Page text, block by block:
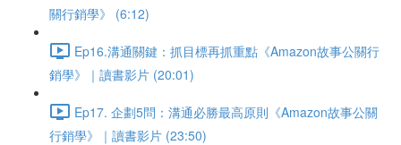
關行銷學》 (6:12)
Ep16.溝通關鍵：抓目標再抓重點《Amazon故事公關行
銷學》｜讀書影片 (20:01)
Ep17. 企劃5問：溝通必勝最高原則《Amazon故事公關
行銷學》｜讀書影片 (23:50)